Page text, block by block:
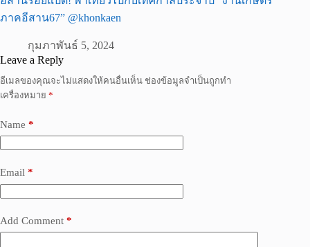
ภาคอีสาน67” @khonkaen
กุมภาพันธ์ 5, 2024
Leave a Reply
อีเมลของคุณจะไม่แสดงให้คนอื่นเห็น ช่องข้อมูลจำเป็นถูกทำ
เครื่องหมาย *
Name *
Email *
Add Comment *